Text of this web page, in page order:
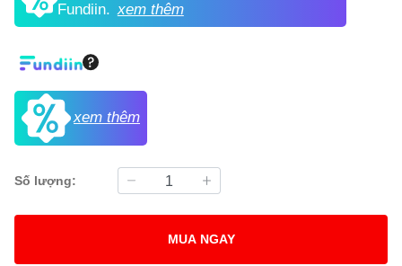
Fundiin. xem thêm
xem thêm
Số lượng:
MUA NGAY